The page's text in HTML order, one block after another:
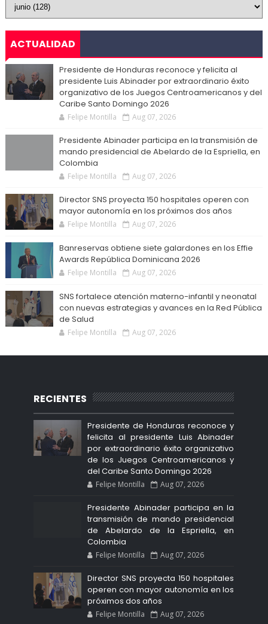
ACTUALIDAD
Presidente de Honduras reconoce y felicita al
presidente Luis Abinader por extraordinario éxito
organizativo de los Juegos Centroamericanos y del
Caribe Santo Domingo 2026
Felipe Montilla Aug 07, 2026
Presidente Abinader participa en la transmisión de
mando presidencial de Abelardo de la Espriella, en
Colombia
Felipe Montilla Aug 07, 2026
Director SNS proyecta 150 hospitales operen con
mayor autonomía en los próximos dos años
Felipe Montilla Aug 07, 2026
Banreservas obtiene siete galardones en los Effie
Awards República Dominicana 2026
Felipe Montilla Aug 07, 2026
SNS fortalece atención materno-infantil y neonatal
con nuevas estrategias y avances en la Red Pública
de Salud
Felipe Montilla Aug 07, 2026
RECIENTES
Presidente de Honduras reconoce y
felicita al presidente Luis Abinader
por extraordinario éxito organizativo
de los Juegos Centroamericanos y
del Caribe Santo Domingo 2026
Felipe Montilla Aug 07, 2026
Presidente Abinader participa en la
transmisión de mando presidencial
de Abelardo de la Espriella, en
Colombia
Felipe Montilla Aug 07, 2026
Director SNS proyecta 150 hospitales
operen con mayor autonomía en los
próximos dos años
Felipe Montilla Aug 07, 2026